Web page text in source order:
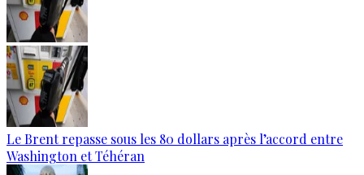
Le Brent repasse sous les 80 dollars après l’accord entre
Washington et Téhéran